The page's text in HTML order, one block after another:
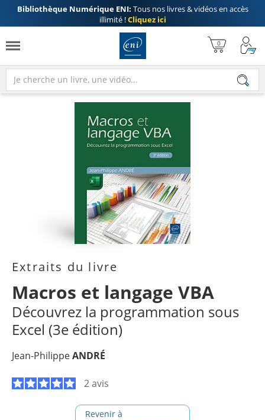
Bibliothèque Numérique ENI: Tous nos livres & vidéos en accès
illimité !Cliquez ici
Extraits du livre
Macros et langage VBA
Découvrez la programmation sous
Excel (3e édition)
Jean-PhilippeANDRÉ
2 avis
Revenir à